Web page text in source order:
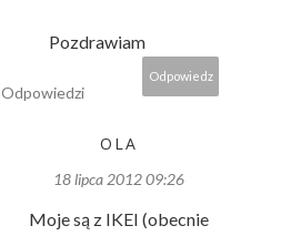
Pozdrawiam
Odpowiedz
Odpowiedzi
OLA
18 lipca 2012 09:26
Moje są z IKEI (obecnie